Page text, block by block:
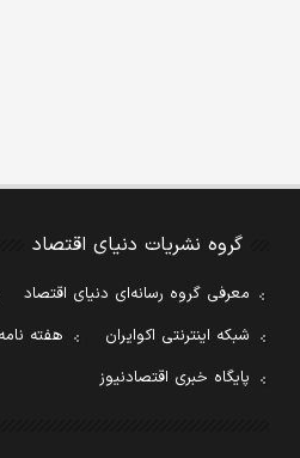
گروه نشریات دنیای اقتصاد
معرفی گروه رسانه‌ای دنیای اقتصاد
شبکه اینترنتی اکوایران
هفته
پایگاه خبری اقتصادنیوز